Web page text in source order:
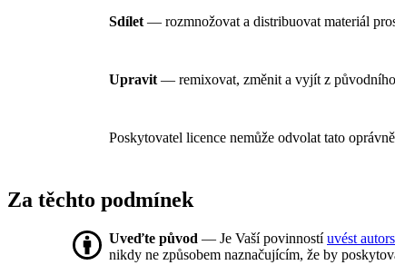
Sdílet — rozmnožovat a distribuovat materiál
Upravit — remixovat, změnit a vyjít z
Poskytovatel licence nemůže odvolat tato
Za těchto podmínek
Uveďte původ — Je Vaší povinnostíuvést
nikdy ne způsobem naznačujícím, že by